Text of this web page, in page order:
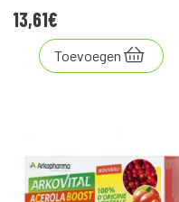
13,61€
Toevoegen